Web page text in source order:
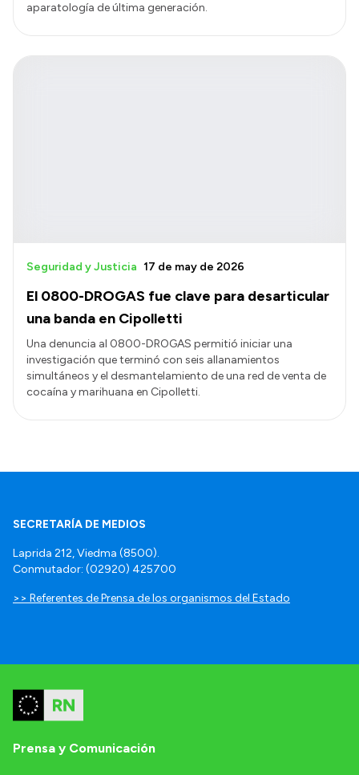
aparatología de última generación.
El 0800-DROGAS fue clave para desarticular
una banda en Cipolletti
Seguridad y Justicia 17 de may de 2026
Una denuncia al 0800-DROGAS permitió iniciar una
investigación que terminó con seis allanamientos
simultáneos y el desmantelamiento de una red de venta de
cocaína y marihuana en Cipolletti.
SECRETARÍA DE MEDIOS
Laprida 212, Viedma (8500).
Conmutador: (02920) 425700
>> Referentes de Prensa de los organismos del Estado
Prensa y Comunicación